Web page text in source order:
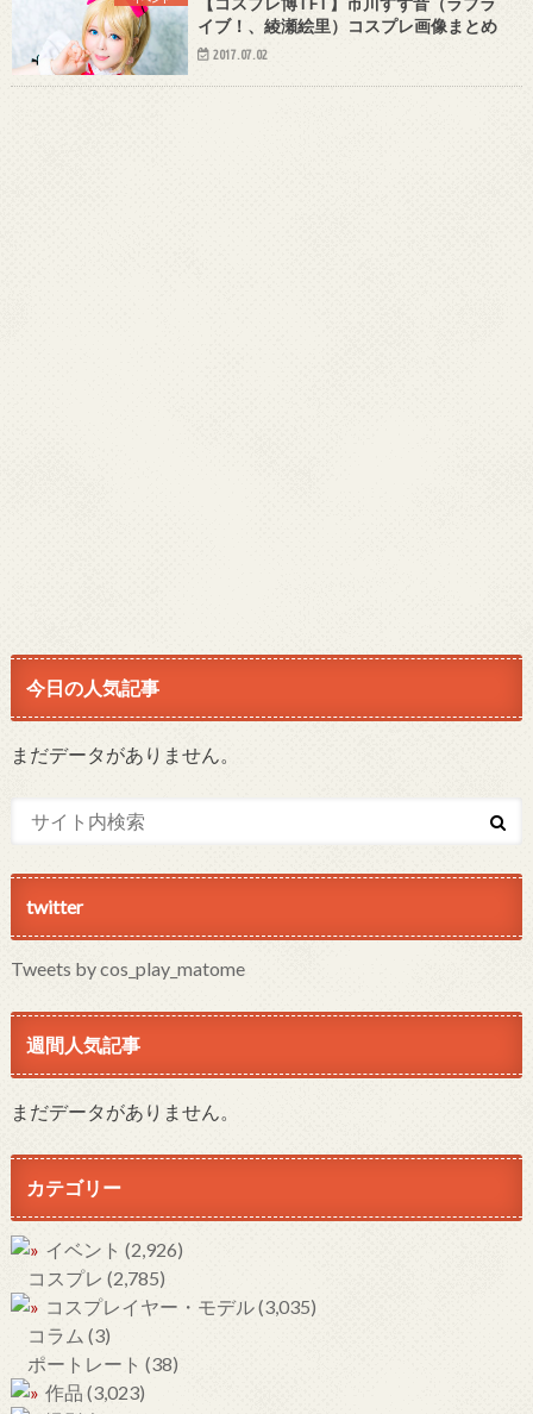
イブ！、綾瀬絵里）コスプレ画像まとめ
2017.07.02
今日の人気記事
まだデータがありません。
twitter
Tweets by cos_play_matome
週間人気記事
まだデータがありません。
カテゴリー
イベント (2,926)
コスプレ (2,785)
コスプレイヤー・モデル(3,035)
コラム (3)
ポートレート (38)
作品 (3,023)